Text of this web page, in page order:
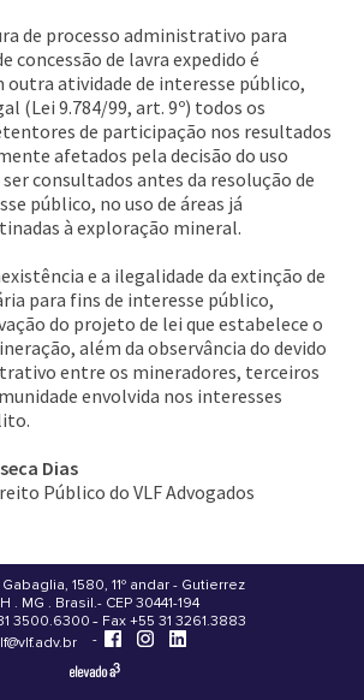
de processo administrativo para
concessão de lavra expedido é
atividade de interesse público,
(Lei 9.784/99, art. 9º) todos os
de participação nos resultados
afetados pela decisão do uso
consultados antes da resolução de
público, no uso de áreas já
à exploração mineral.
e a ilegalidade da extinção de
para fins de interesse público,
do projeto de lei que estabelece o
além da observância do devido
entre os mineradores, terceiros
envolvida nos interesses
Dias
Público do VLF Advogados
Gabaglia, 1580, 11º andar - Gutierrez
.
. MG . Brasil - CEP 30441-194
-
3500.6300 - Fax +55 31 3261.3883
-